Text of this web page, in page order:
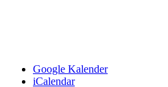
Google Kalender
iCalendar